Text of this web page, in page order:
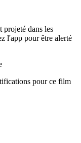
projeté dans les
l'app pour être alerté
pour ce film